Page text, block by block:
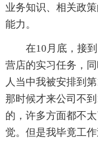
业务知识、相关政
能力。
在10月底，接
营店的实习任务，
人当中我被安排到
那时候才来公司不
的，许多方面都不
觉。但是我毕竟工